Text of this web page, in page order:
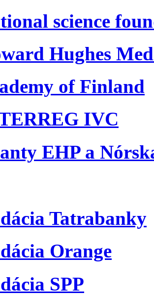
science
Hughes
of Finland
IVC
EHP a
Tatrabanky
Orange
SPP